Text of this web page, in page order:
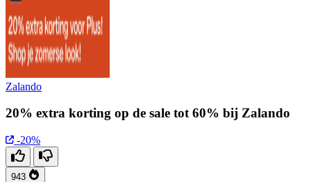
Zalando
20% extra korting op de sale tot 60% bij Zalando
-20%
943